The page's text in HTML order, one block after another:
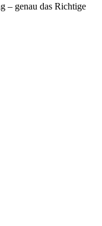
– genau das Richtige